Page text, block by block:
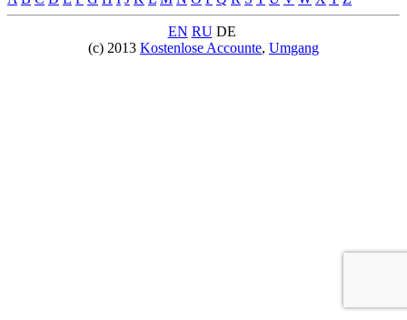
EN RUDE
(c) 2013 Kostenlose Accounte, Umgang